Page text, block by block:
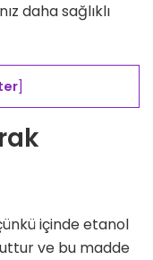
daha sağlıklı
]
içinde etanol
ve bu madde